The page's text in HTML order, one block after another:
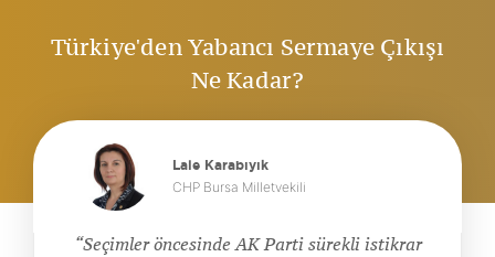
Türkiye'den Yabancı Sermaye Çıkışı
Ne Kadar?
Lale Karabıyık
CHP Bursa Milletvekili
Seçimler öncesinde AK Parti sürekli istikrar